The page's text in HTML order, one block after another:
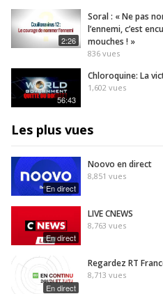
Habitat alternatif : évitez
ces erreurs fatales avant
de vous lancer !
À
2:26
Soral : « Ne pas
l’ennemi, c’est
mouches ! »
836 vues
56:43
Chloroquine: La
1,602 vues
Les plus vues
En direct
Noovo en direct
8,851 vues
En direct
LIVE CNEWS
8,763 vues
En direct
Regardez RT
8,713 vues